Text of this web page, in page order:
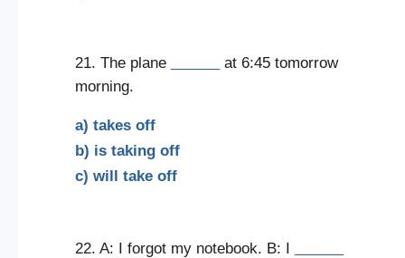
21. The plane
at 6:45 tomorrow
morning.
a) takes off
b) is taking off
c) will take off
22. A: I forgot my notebook. B: I